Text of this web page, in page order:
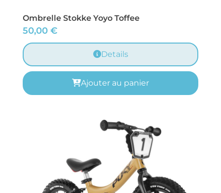
Ombrelle Stokke Yoyo Toffee
50,00 €
Details
Ajouter au panier